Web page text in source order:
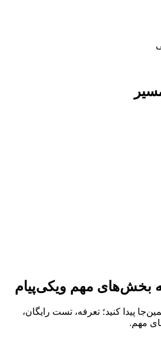
بخش‌های مهم ویکی‌پیام
پیدا کنید؛ تعرفه، تست رایگان،